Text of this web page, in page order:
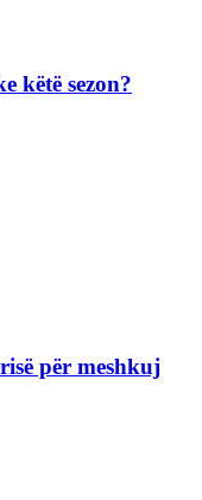
këtë sezon?
për meshkuj